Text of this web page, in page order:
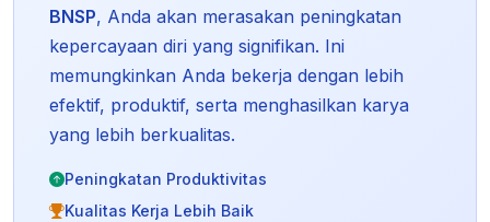
BNSP, Anda akan merasakan peningkatan
kepercayaan diri yang signifikan. Ini
memungkinkan Anda bekerja dengan lebih
efektif, produktif, serta menghasilkan karya
yang lebih berkualitas.
Peningkatan Produktivitas
Kualitas Kerja Lebih Baik